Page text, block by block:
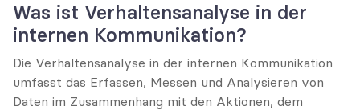
Was ist Verhaltensanalyse in der
internen Kommunikation?
Die Verhaltensanalyse in der internen Kommunikation
umfasst das Erfassen, Messen und Analysieren von
Daten im Zusammenhang mit den Aktionen, dem